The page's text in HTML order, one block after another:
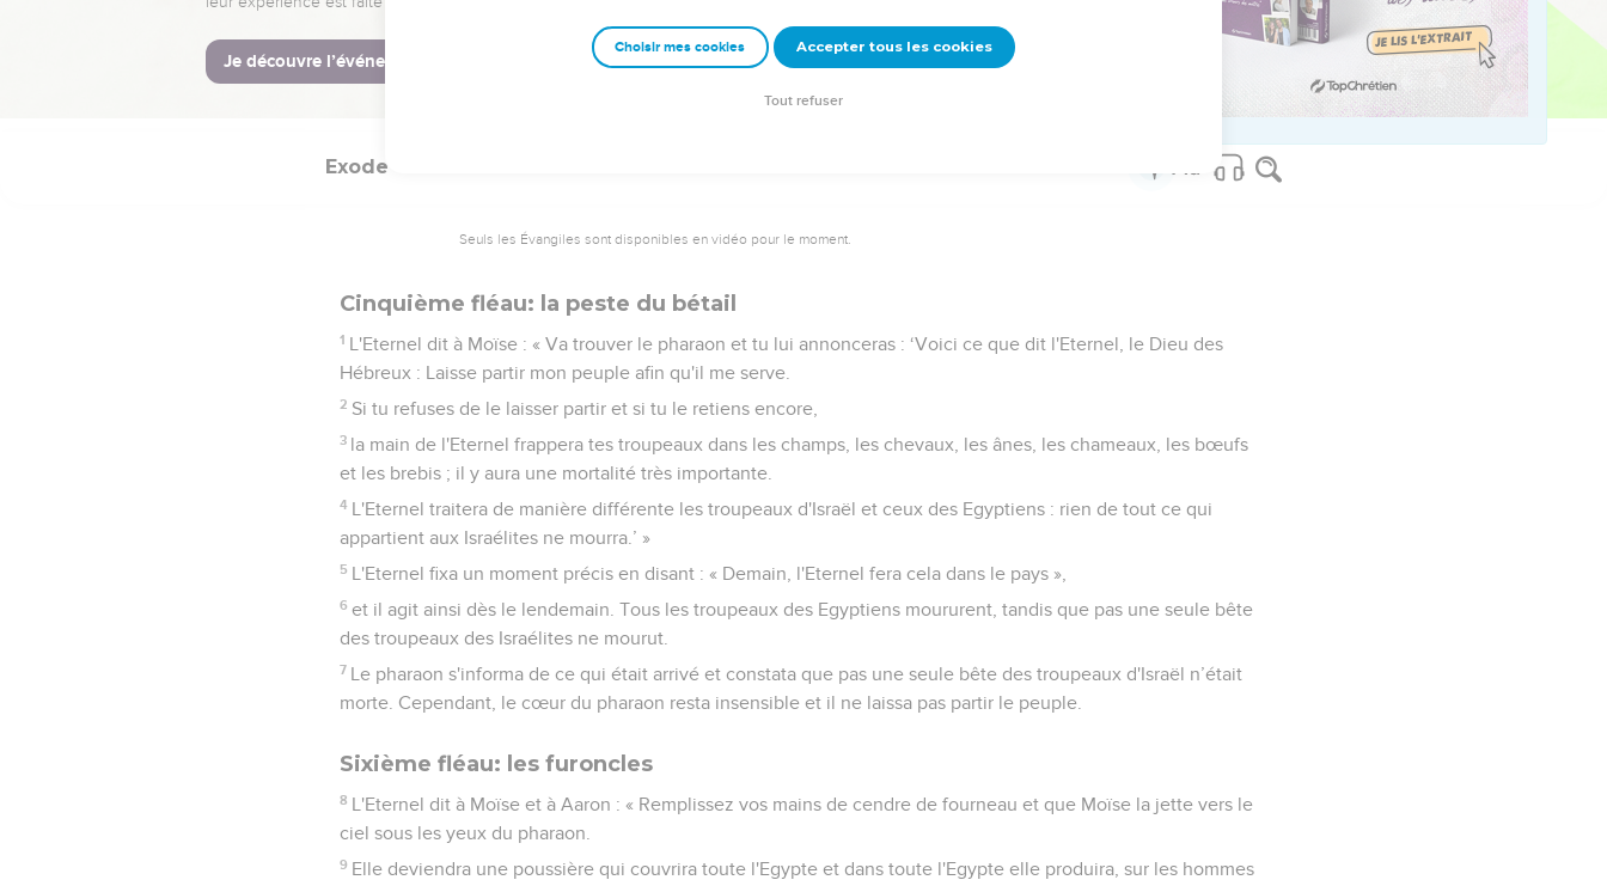
28 Cependant, cette fois encore, le pharaon rendit son cœur insensible et ne laissa pas partir le peuple.
Exode
Seuls les Évangiles sont disponibles en vidéo pour le moment.
Cinquième fléau: la peste du bétail
1 L'Eternel dit à Moïse : « Va trouver le pharaon et tu lui annonceras : ‘Voici ce que dit l'Eternel, le Dieu des
Hébreux : Laisse partir mon peuple afin qu'il me serve.
2 Si tu refuses de le laisser partir et si tu le retiens encore,
3 la main de l'Eternel frappera tes troupeaux dans les champs, les chevaux, les ânes, les chameaux, les bœufs
et les brebis ; il y aura une mortalité très importante.
4 L'Eternel traitera de manière différente les troupeaux d'Israël et ceux des Egyptiens : rien de tout ce qui
appartient aux Israélites ne mourra.’ »
5 L'Eternel fixa un moment précis en disant : « Demain, l'Eternel fera cela dans le pays »,
6 et il agit ainsi dès le lendemain. Tous les troupeaux des Egyptiens moururent, tandis que pas une seule bête
des troupeaux des Israélites ne mourut.
7 Le pharaon s'informa de ce qui était arrivé et constata que pas une seule bête des troupeaux d'Israël n’était
morte. Cependant, le cœur du pharaon resta insensible et il ne laissa pas partir le peuple.
Sixième fléau: les furoncles
8 L'Eternel dit à Moïse et à Aaron : « Remplissez vos mains de cendre de fourneau et que Moïse la jette vers le
ciel sous les yeux du pharaon.
9 Elle deviendra une poussière qui couvrira toute l'Egypte et dans toute l'Egypte elle produira, sur les hommes
Choisir mes cookies Accepter tous les cookies
Tout refuser